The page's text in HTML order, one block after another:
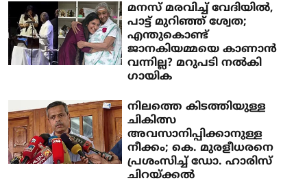
മനസ് മരവിച്ച് വേദിയില്‍,
പാട്ട് മുറിഞ്ഞ് ശ്വേത;
എന്തുകൊണ്ട്
ജാനകിയമ്മയെ കാണാന്‍
വന്നില്ല? മറുപടി നല്‍കി
ഗായിക
നിലത്തെ കിടത്തിയുള്ള
ചികിത്സ
അവസാനിപ്പിക്കാനുള്ള
നീക്കം; കെ. മുരളീധരനെ
പ്രശംസിച്ച് ഡോ. ഹാരിസ്
ചിറയ്ക്കൽ